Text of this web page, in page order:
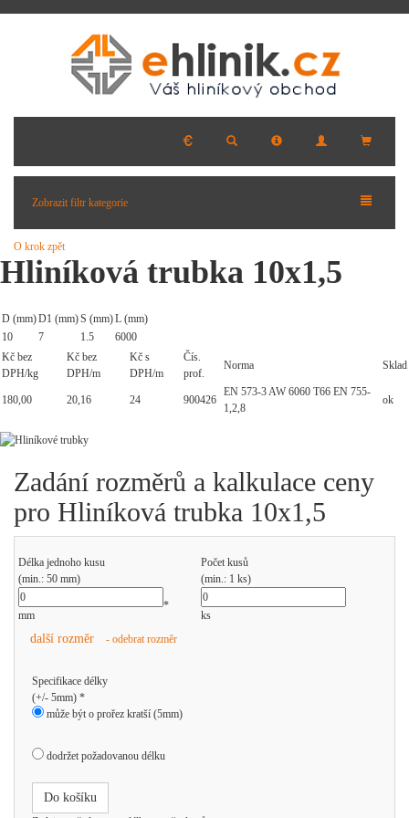
Zobrazit filtr kategorie
O krok zpět
Hliníková trubka 10x1,5
D (mm)D1 (mm)S (mm)L (mm)
10
7 1.5
6000
Kč bez
DPH/kg
Kč bez
DPH/m
Kč s
DPH/m
Čís.
prof.
Norma Sklad
180,00 20,16 24 900426
EN 573-3 AW 6060 T66 EN 755-
1,2,8
ok
Zadání rozměrů a kalkulace ceny
pro Hliníková trubka 10x1,5
Délka jednoho kusu
(min.: 50 mm)
Počet kusů
(min.: 1 ks)
mm
*
ks
další rozměr - odebrat rozměr
Specifikace délky
(+/- 5mm) *
může být o prořez kratší (5mm)
dodržet požadovanou délku
Do košíku